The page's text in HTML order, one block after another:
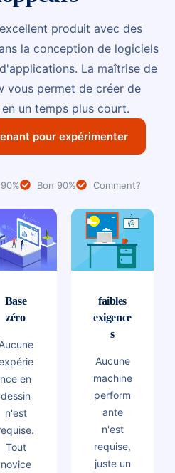
produit avec des
la conception de logiciels
La maîtrise de
vous permet de créer de
un temps plus court.
pour expérimenter
Bon 90% Comment?
Base
zéro
Aucune
nce en
dessin
n'est
Tout
novice
faibles
exigence
s
Aucune
machine
perform
ante
n'est
requise,
juste un